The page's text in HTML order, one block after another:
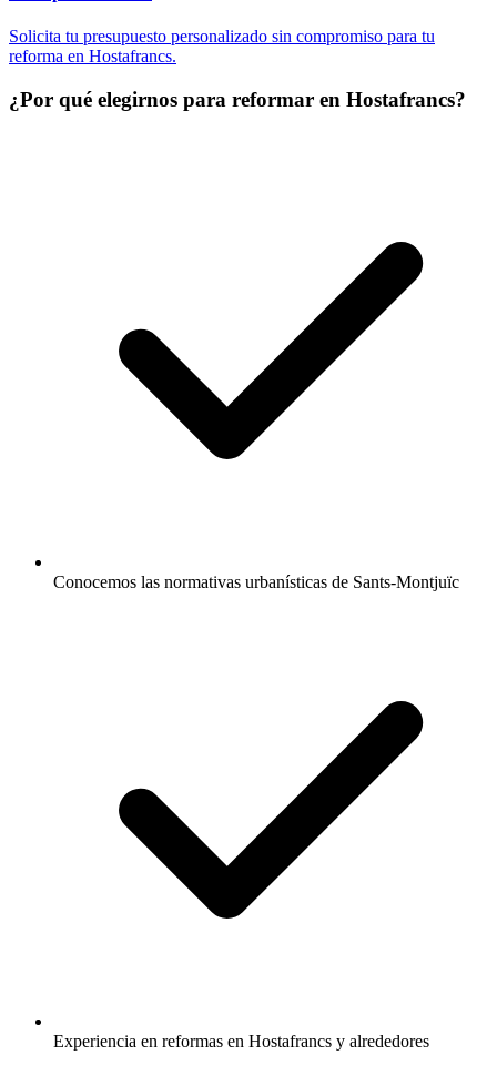
Solicita tu presupuesto personalizado sin compromiso para tu
reforma en Hostafrancs.
¿Por qué elegirnos para reformar en Hostafrancs?
Conocemos las normativas urbanísticas de Sants-Montjuïc
Experiencia en reformas en Hostafrancs y alrededores